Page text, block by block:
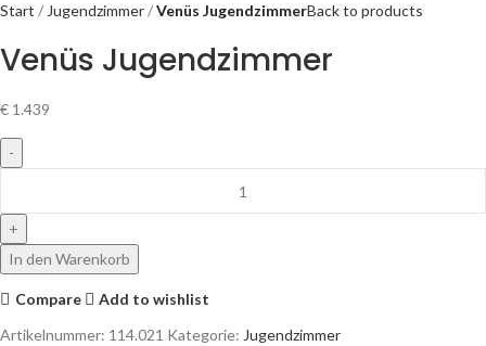
Start Jugendzimmer Venüs JugendzimmerBack to products
Venüs Jugendzimmer
€ 1.439
In den Warenkorb
Compare
Add to wishlist
Artikelnummer: 114.021 Kategorie: Jugendzimmer